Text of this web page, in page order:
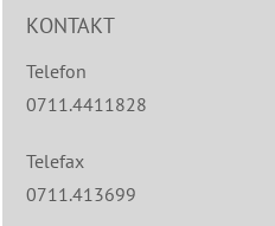
KONTAKT
Telefon
0711.4411828
Telefax
0711.413699